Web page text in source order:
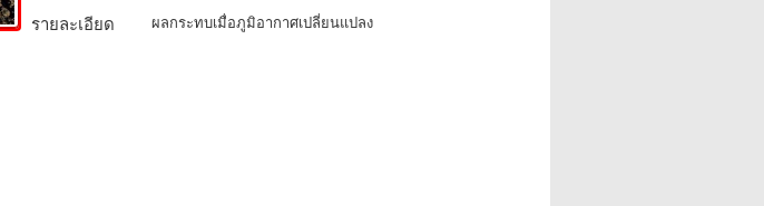
รายละเอียด
ผลกระทบเมื่อภูมิอากาศเปลี่ยนแปลง